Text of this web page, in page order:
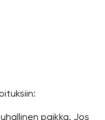
paikka. Jos